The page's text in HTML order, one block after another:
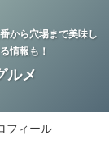
から穴場まで美味し
情報も！
ルメ
フィール